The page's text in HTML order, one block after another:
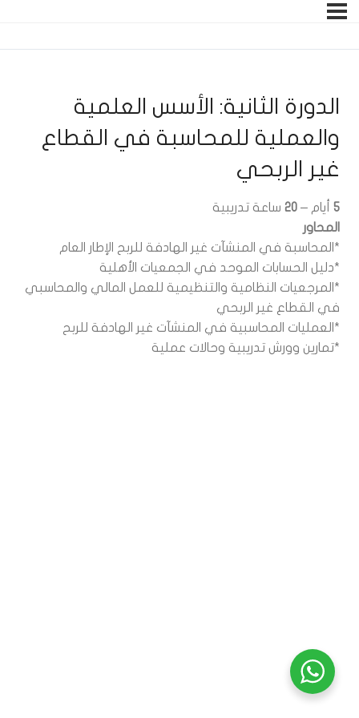
الدورة الثانية: الأسس العلمية
والعملية للمحاسبة في القطاع
غير الربحي
5 أيام – 20 ساعة تدريبية
المحاور
*المحاسبة في المنشآت غير الهادفة للربح الإطار العام
*دليل الحسابات الموحد في الجمعيات الأهلية
*المرجعيات النظامية والتنظيمية للعمل المالي والمحاسبي
في القطاع غير الربحي
*العمليات المحاسبية في المنشآت غير الهادفة للربح
*تمارين وورش تدريبية وحالات عملية